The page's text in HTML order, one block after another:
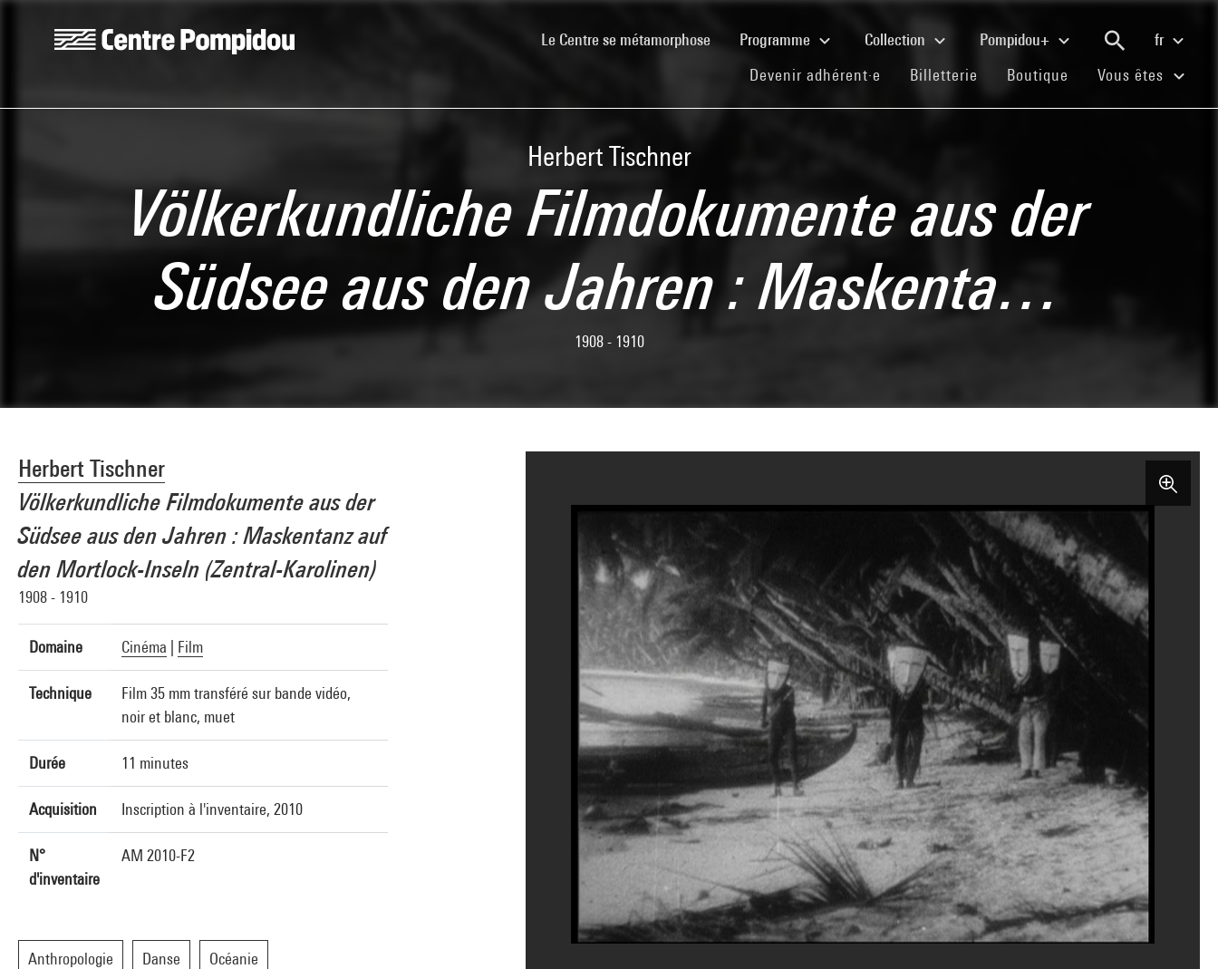
Le Centre se métamorphose(current)Programme Collection Pompidou+
fr
Devenir adhérent·e (current)
Billetterie (current)
Boutique (current)
Vous êtes
Herbert Tischner
Völkerkundliche Filmdokumente aus der
Südsee aus den Jahren : Maskenta…
1908 - 1910
Herbert Tischner
Völkerkundliche Filmdokumente aus der
Südsee aus den Jahren : Maskentanz auf
den Mortlock-Inseln (Zentral-Karolinen)
1908 - 1910
Domaine Cinéma Film
Technique
Film 35 mm transféré sur bande vidéo,
noir et blanc, muet
Durée 11 minutes
Acquisition Inscription à l'inventaire, 2010
N°
d'inventaire
AM 2010-F2
Anthropologie Danse Océanie